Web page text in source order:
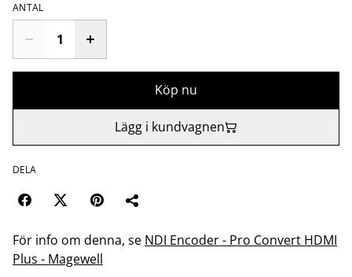
ANTAL
Köp nu
Lägg i kundvagnen
DELA
För info om denna, se NDI Encoder - Pro Convert HDMI
Plus - Magewell